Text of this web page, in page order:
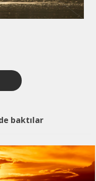
baktılar